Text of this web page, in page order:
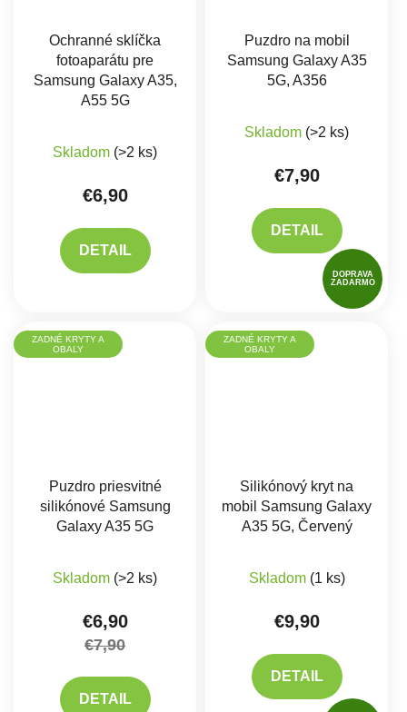
Ochranné sklíčka
fotoaparátu pre
Samsung Galaxy A35,
A55 5G
Skladom (>2 ks)
€6,90
DETAIL
DOPRAVA
ZADARMO
Puzdro na mobil
Samsung Galaxy A35
5G, A356
Skladom (>2 ks)
€7,90
DETAIL
ZADNÉ KRYTY A
OBALY
Puzdro priesvitné
silikónové Samsung
Galaxy A35 5G
Skladom (>2 ks)
€6,90
€7,90
DETAIL
ZADNÉ KRYTY A
OBALY
Silikónový kryt na
mobil Samsung Galaxy
A35 5G, Červený
Skladom (1 ks)
€9,90
DETAIL